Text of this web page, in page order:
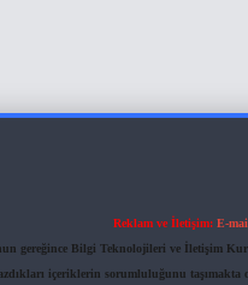
Reklam ve İletişim: E-
gereğince Bilgi Teknolojileri ve İletişim
içeriklerin sorumluluğunu